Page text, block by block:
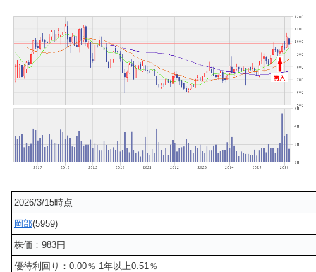
2026/3/15時点
岡部(5959)
株価：983円
優待利回り：0.00％ 1年以上0.51％